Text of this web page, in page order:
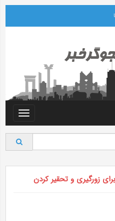
Toggle
زورگیری و تحقیر کردن